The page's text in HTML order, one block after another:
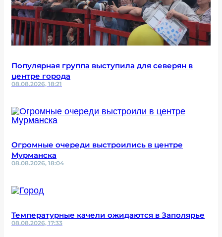
Популярная группа выступила для северян в
центре города
08.08.2026, 18:21
Огромные очереди выстроились в центре
Мурманска
08.08.2026, 18:04
Температурные качели ожидаются в Заполярье
08.08.2026, 17:33